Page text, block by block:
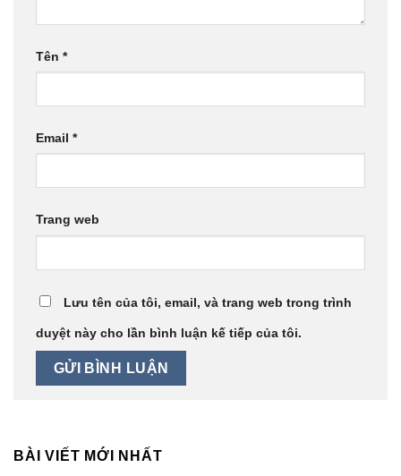
Tên *
Email *
Trang web
Lưu tên của tôi, email, và trang web trong trình
duyệt này cho lần bình luận kế tiếp của tôi.
BÀI VIẾT MỚI NHẤT